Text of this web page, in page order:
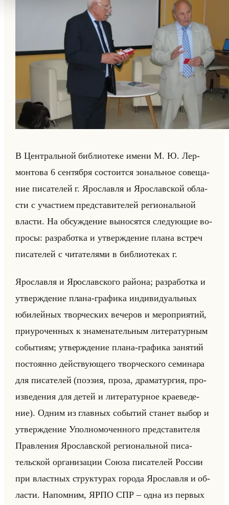
В Цен­тральной биб­лио­те­ке имени М. Ю. Лер­
мон­то­ва 6 сен­тяб­ря со­сто­ит­ся зо­нальное со­ве­ща­
ние пи­са­те­лей г. Яро­слав­ля и Яро­слав­ской об­ла­
сти с уча­сти­ем пред­ста­ви­те­лей ре­ги­ональной
вла­сти. На об­суж­де­ние вы­но­сят­ся сле­ду­ющие во­
про­сы: раз­ра­бот­ка и утвер­жде­ние плана встреч
пи­са­те­лей с чи­та­те­ля­ми в биб­лио­те­ках г.
Яро­слав­ля и Яро­слав­ско­го райо­на; раз­ра­бот­ка и
утвер­жде­ние плана-гра­фи­ка ин­ди­ви­ду­альных
юби­лейных твор­че­ских ве­че­ров и ме­ро­при­ятий,
при­уро­чен­ных к зна­ме­на­тельным ли­те­ра­тур­ным
со­бы­ти­ям; утвер­жде­ние плана-гра­фи­ка за­ня­тий
по­сто­ян­но действу­юще­го твор­че­ско­го се­ми­на­ра
для пи­са­те­лей (по­эзия, проза, дра­ма­тур­гия, про­
из­ве­де­ния для детей и ли­те­ра­тур­ное кра­еве­де­
ние). Одним из глав­ных со­бы­тий ста­нет выбор и
утвер­жде­ние Упол­но­мо­чен­но­го пред­ста­ви­те­ля
Прав­ле­ния Яро­слав­ской ре­ги­ональной пи­са­
тельской ор­га­ни­за­ции Союза пи­са­те­лей Рос­сии
при власт­ных струк­ту­рах го­ро­да Яро­слав­ля и об­
ла­сти. На­пом­ним, ЯРПО СПР – одна из пер­вых